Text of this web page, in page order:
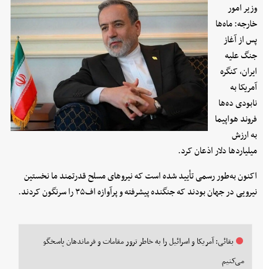
وزیر امور
خارجه: ماه‌ها
پس از آغاز
جنگ علیه
ایران، کنگره
آمریکا به
نابودی ده‌ها
فروند هواپیما
به ارزش
میلیاردها دلار اذعان کرد.
اکنون به‌طور رسمی تأیید شده است که نیروهای مسلح قدرتمند ما نخستین
نیرویی در جهان بودند که جنگنده پیشرفته و پرآوازه اف۳۵ را سرنگون کردند.
بقائی: آمریکا و اسرائیل را به خاطر ترور مقامات و فرماندهان پاسخگو
می‌کنیم